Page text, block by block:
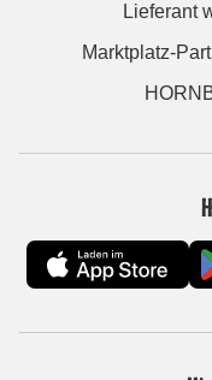
Lieferant
Marktplatz-